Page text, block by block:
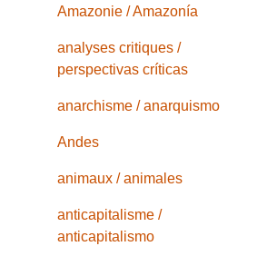
Amazonie / Amazonía
analyses critiques /
perspectivas críticas
anarchisme / anarquismo
Andes
animaux / animales
anticapitalisme /
anticapitalismo